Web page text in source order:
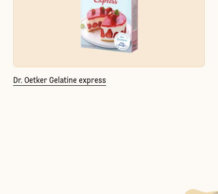
Dr. Oetker Gelatine express